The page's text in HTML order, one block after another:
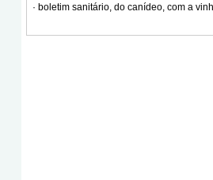
· boletim sanitário, do canídeo, com a